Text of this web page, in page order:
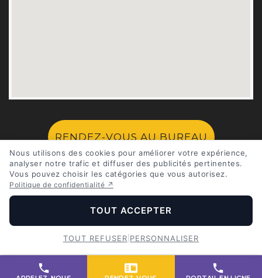
RENDEZ-VOUS AU BUREAU
PRÉPARATION D’IMPÔTS EN LIGNE
Nous utilisons des cookies pour améliorer votre expérience,
analyser notre trafic et diffuser des publicités pertinentes.
Vous pouvez choisir les catégories que vous autorisez.
Politique de confidentialité ↗
TOUT ACCEPTER
TOUT REFUSER PERSONNALISER